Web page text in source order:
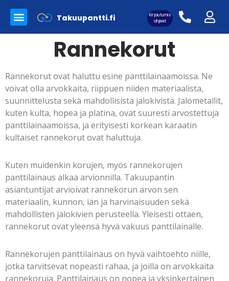
Takuupantti.fi
Kirjautumis
ohjeet
Asiakaskirjautuminen:
Rannekorut
Rannekorut ovat haluttu esine panttilainaamoissa. Ne
voivat olla arvokkaita, riippuen niiden materiaalista,
suunnittelusta sekä mahdollisista jalokivistä. Jalometallit,
kuten kulta, hopea ja platina, ovat suuresti arvostettuja
panttilainaamoissa, ja erityisesti korkean karaatin
kultaiset rannekorut ovat haluttuja.
Kuten muidenkin korujen, myös rannekorujen
panttilainaus alkaa arvionnilla. Takuupantin
asiantuntijat arvioivat rannekorun arvon sen
materiaalin, kunnon, iän ja harvinaisuuden sekä
mahdollisten jalokivien perusteella. Yleisesti ottaen,
rannekorut ovat yleensä hyvä vakuus panttilainalle.
Rannekorujen panttilainaus on hyvä vaihtoehto niille,
jotka tarvitsevat nopeasti rahaa, ja joilla on arvokkaita
rannekoruja. Panttilainaus on nopea ja yksinkertainen